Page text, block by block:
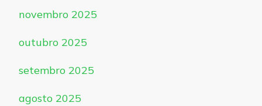
novembro 2025
outubro 2025
setembro 2025
agosto 2025